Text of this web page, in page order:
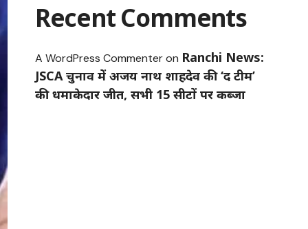
Recent Comments
A WordPress Commenteron Ranchi News:
JSCA चुनाव में अजय नाथ शाहदेव की ‘द टीम’
की धमाकेदार जीत, सभी 15 सीटों पर कब्जा